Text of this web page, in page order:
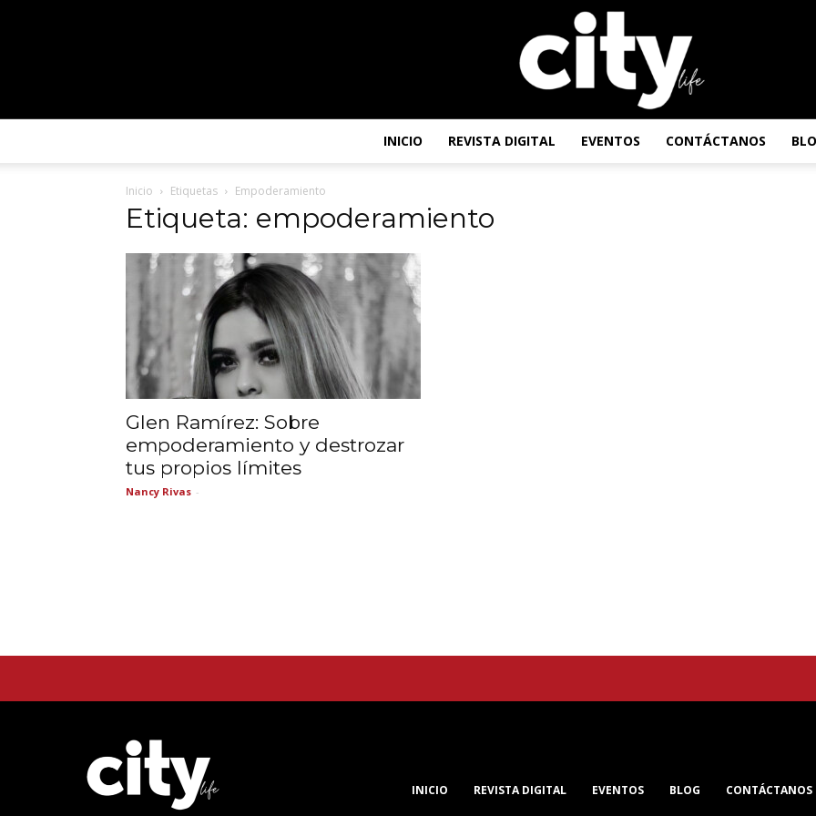
INICIO REVISTA DIGITAL EVENTOS CONTÁCTANOS
Inicio Etiquetas Empoderamiento
Etiqueta: empoderamiento
Glen Ramírez: Sobre
empoderamiento y destrozar
tus propios límites
Nancy Rivas -
INICIO REVISTA DIGITAL EVENTOS BLOG CONTÁCTANOS